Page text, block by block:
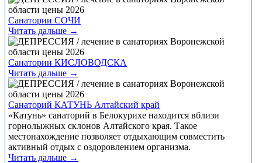
Санатории СОЧИ
Читать дальше →
Санатории КИСЛОВОДСКА
Читать дальше →
Санаторий КАТУНЬ Алтайский край
«Катунь» санаторий в Белокурихе находится вблизи
горнолыжных склонов Алтайского края. Такое
местонахождение позволяет отдыхающим совместить
активный отдых с оздоровлением организма.
Читать дальше →